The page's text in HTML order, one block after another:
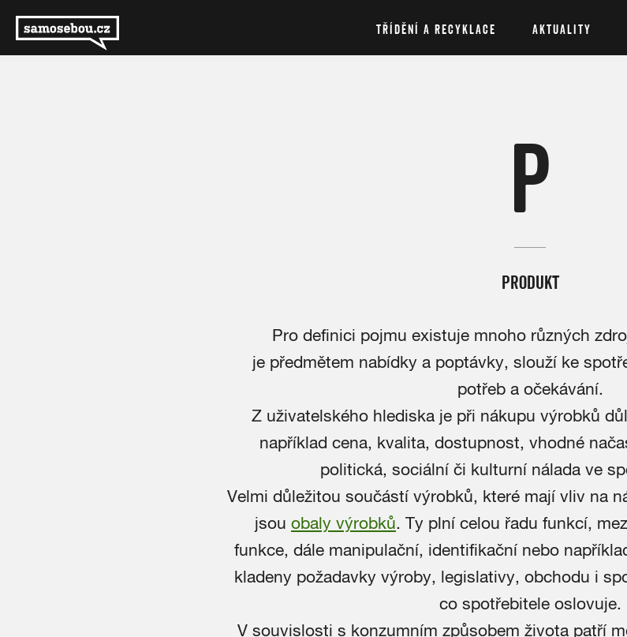
TŘÍDĚNÍ A RECYKLACE AKTUALITY
P
PRODUKT
Pro definici pojmu existuje mnoho různých
je předmětem nabídky a poptávky, slouží ke
potřeb a očekávání.
Z uživatelského hlediska je při nákupu výrobků
například cena, kvalita, dostupnost, vhodné
politická, sociální či kulturní nálada ve
Velmi důležitou součástí výrobků, které mají vliv na
jsou obaly výrobků. Ty plní celou řadu funkcí,
funkce, dále manipulační, identifikační nebo
kladeny požadavky výroby, legislativy, obchodu i
co spotřebitele oslovuje.
V souvislosti s konzumním způsobem života patří